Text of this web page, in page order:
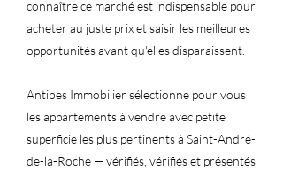
connaître ce marché est indispensable pour
acheter au juste prix et saisir les meilleures
opportunités avant qu'elles disparaissent.
Antibes Immobilier sélectionne pour vous
les appartements à vendre avec petite
superficie les plus pertinents à Saint-André-
de-la-Roche — vérifiés, vérifiés et présentés